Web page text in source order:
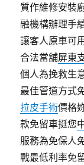
質作維修安裝
融機構辦理手
讓客人原車可
合法當舖屏東
個人為挽救生
最佳管道方式
拉皮手術價格
款免留車挺您
服務為免保人
戰最低利率免